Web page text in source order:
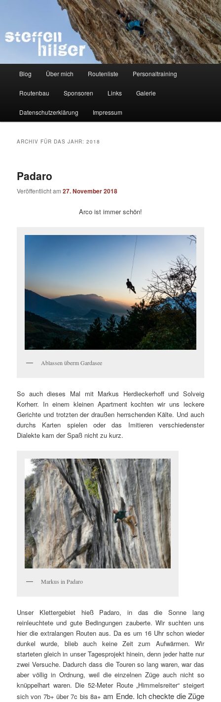
wechselnSteffen Hilger
Kletterer – Routenbauer – Trainer
Blog Über mich Routenliste Personaltraining
Routenbau Sponsoren Links Galerie
Datenschutzerklärung Impressum
ARCHIV FÜR DAS JAHR:2018
Padaro
Veröffentlicht am27. November 2018
Arco ist immer schön!
Ablassen überm Gardasee
So auch dieses Mal mit Markus Herdieckerhoff und Solveig
Korherr. In einem kleinen Apartment kochten wir uns leckere
Gerichte und trotzten der draußen herrschenden Kälte. Und auch
durchs Karten spielen oder das Imitieren verschiedenster
Dialekte kam der Spaß nicht zu kurz.
Markus in Padaro
Unser Klettergebiet hieß Padaro, in das die Sonne lang
reinleuchtete und gute Bedingungen zauberte. Wir suchten uns
hier die extralangen Routen aus. Da es um 16 Uhr schon wieder
dunkel wurde, blieb auch keine Zeit zum Aufwärmen. Wir
starteten gleich in unser Tagesprojekt hinein, denn jeder hatte nur
zwei Versuche. Dadurch dass die Touren so lang waren, war das
aber völlig in Ordnung, weil die einzelnen Züge auch nicht so
knüppelhart waren. Die 52-Meter Route „Himmelsreiter“ steigert
sich von 7b+ über 7c bis 8a+am Ende. Ich checkte die Züge